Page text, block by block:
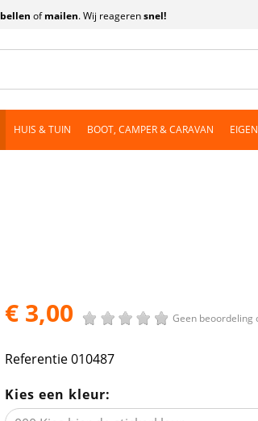
bellen ofmailen. Wij reagerensnel!
HUIS & TUIN BOOT, CAMPER & CARAVAN
€ 3,00 Geen beoordeling
Referentie010487
Kies een kleur: